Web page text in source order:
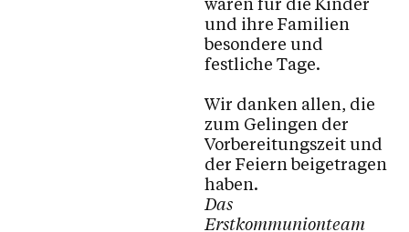
und ihre Familien
besondere und
festliche Tage.
Wir danken allen, die
zum Gelingen der
Vorbereitungszeit und
der Feiern beigetragen
haben.
Das
Erstkommunionteam